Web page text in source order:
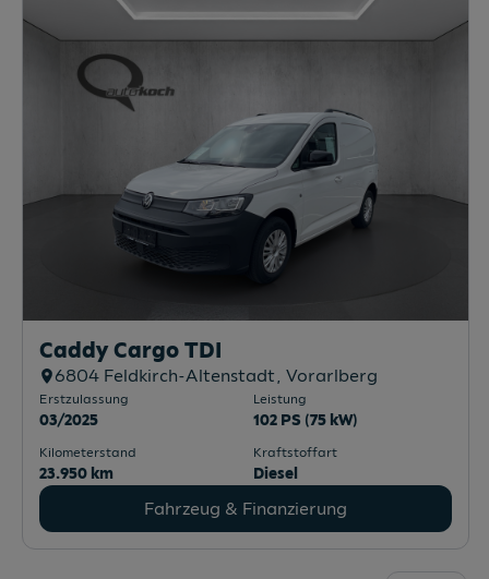
Caddy Cargo TDI
6804 Feldkirch-Altenstadt , Vorarlberg
Erstzulassung
03/2025
Leistung
102 PS (75 kW)
Kilometerstand
23.950 km
Kraftstoffart
Diesel
Fahrzeug & Finanzierung